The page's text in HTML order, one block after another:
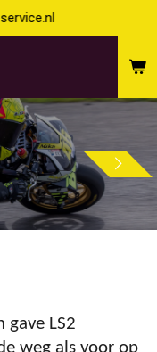
gave LS2
weg als voor op